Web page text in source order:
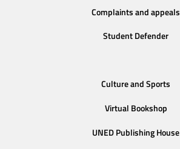
Complaints and appeals
Student Defender
Culture and Sports
Virtual Bookshop
UNED Publishing House